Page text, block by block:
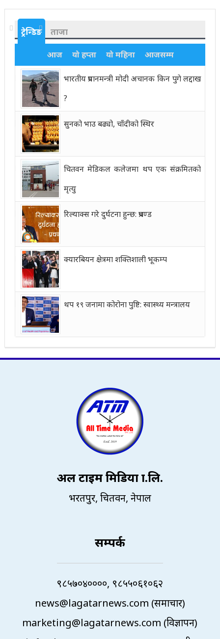
ट्रेन्डिङ ताजा
आज यो हप्ता यो महिना आजसम्म
भारतीय प्रधानमन्त्री मोदी अचानक किन पुगे लद्दाख
?
सुनको भाउ बढ्यो, चाँदीको स्थिर
चितवन मेडिकल कलेजमा थप एक संक्रमितको
मृत्यु
रिल्याक्स गरे दुर्घटना हुन्छ: प्रचण्ड
क्यारबियन क्षेत्रमा शक्तिशाली भूकम्प
थप १९ जनामा कोरोना पुष्टि: स्वास्थ्य मन्त्रालय
अल टाइम मिडिया प्रा.लि.
भरतपुर, चितवन, नेपाल
सम्पर्क
९८५७०४००००, ९८५५०६१०६२
news@lagatarnews.com (समाचार)
marketing@lagatarnews.com (विज्ञापन)